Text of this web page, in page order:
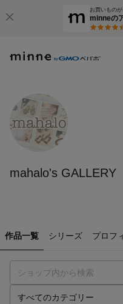
お買いもの
minneの
mahalo's GALLERY
作品一覧 シリーズ プロフ